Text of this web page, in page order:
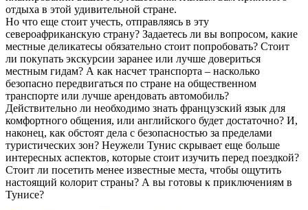
отдыха в этой удивительной стране.
Но что еще стоит учесть, отправляясь в эту
североафриканскую страну? Задаетесь ли вы вопросом, какие
местные деликатесы обязательно стоит попробовать? Стоит
ли покупать экскурсии заранее или лучше довериться
местным гидам? А как насчет транспорта – насколько
безопасно передвигаться по стране на общественном
транспорте или лучше арендовать автомобиль?
Действительно ли необходимо знать французский язык для
комфортного общения, или английского будет достаточно? И,
наконец, как обстоят дела с безопасностью за пределами
туристических зон? Неужели Тунис скрывает еще больше
интересных аспектов, которые стоит изучить перед поездкой?
Стоит ли посетить менее известные места, чтобы ощутить
настоящий колорит страны? А вы готовы к приключениям в
Тунисе?